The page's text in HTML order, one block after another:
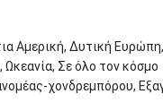
Αμερική, Δυτική
Σε όλο τον κόσμο
χονδρεμπόρου,